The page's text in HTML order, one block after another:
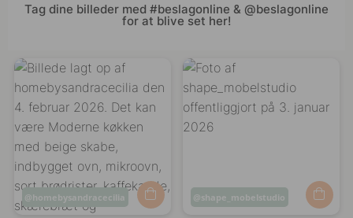
Tag dine billeder med #beslagonline & @beslagonline
for at blive set her!
Opslag
homebysandracecilia
Opslag
shape_mobelstudio